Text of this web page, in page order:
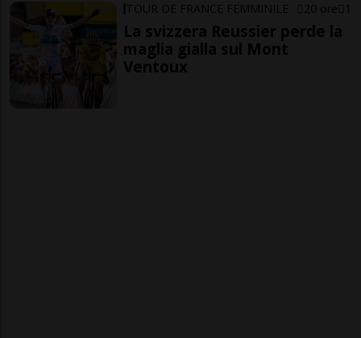
TOUR DE FRANCE FEMMINILE 20 ore 1
La svizzera Reussier perde la
maglia gialla sul Mont
Ventoux